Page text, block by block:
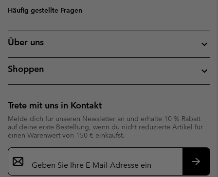
Häufig gestellte Fragen
Über uns
Shoppen
Trete mit uns in Kontakt
Melde dich für unseren Newsletter an und erhalte 10 % Rabatt
auf deine erste Bestellung, wenn du nicht reduzierte Artikel für
einen Warenwert von 150 € einkaufst.
Newsletter-
Anmeldung